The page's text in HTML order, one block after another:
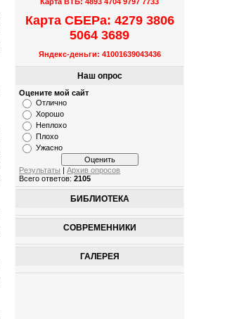
Карта СБЕРа: 4279 3806
5064 3689
Яндекс-деньги: 41001639043436
Наш опрос
Оцените мой сайт
Отлично
Хорошо
Неплохо
Плохо
Ужасно
Результаты |Архив опросов
Всего ответов:2105
БИБЛИОТЕКА
СОВРЕМЕННИКИ
ГАЛЕРЕЯ